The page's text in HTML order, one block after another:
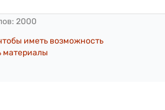
2000
иметь возможность
материалы